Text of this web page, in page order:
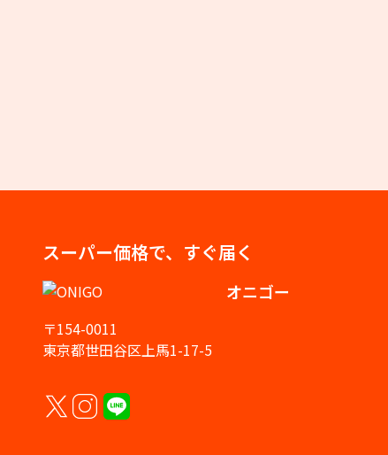
スーパー価格で、すぐ届く
オニゴー
〒154-0011
東京都世田谷区上馬1-17-5